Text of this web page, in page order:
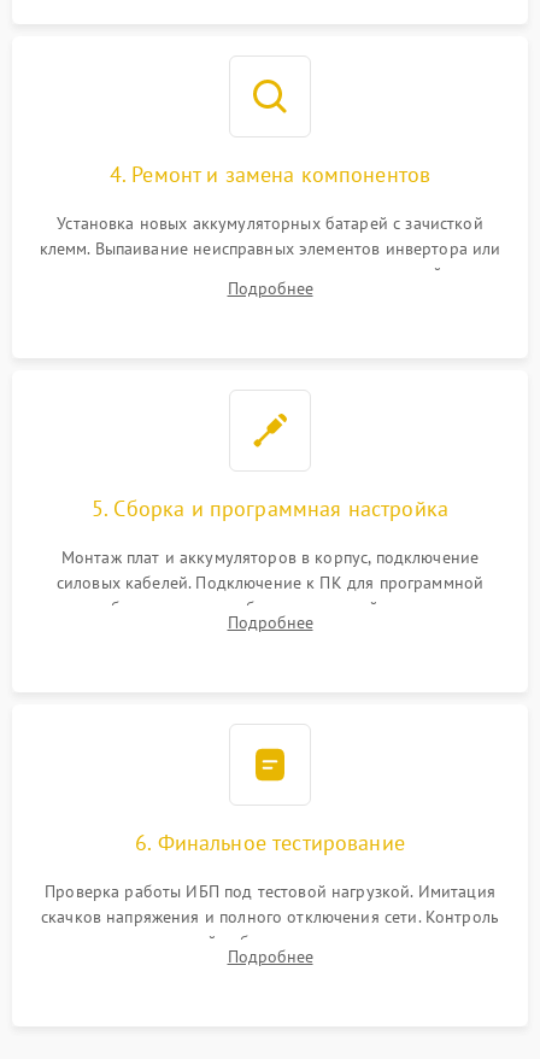
4. Ремонт и замена компонентов
Установка новых аккумуляторных батарей с зачисткой
клемм. Выпаивание неисправных элементов инвертора или
цепи зарядки и монтаж новых радиодеталей.
Восстановление поврежденных токоведущих дорожек и
Подробнее
5. Сборка и программная настройка
Монтаж плат и аккумуляторов в корпус, подключение
силовых кабелей. Подключение к ПК для программной
калибровки констант батареи, настройки порогов
срабатывания AVR и сброса счетчиков старения АКБ.
Подробнее
6. Финальное тестирование
Проверка работы ИБП под тестовой нагрузкой. Имитация
скачков напряжения и полного отключения сети. Контроль
времени автономной работы, температурного режима и
корректности формы выходного сигнала.
Подробнее